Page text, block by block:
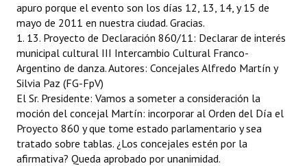
apuro porque el evento son los días 12, 13, 14, y 15 de
mayo de 2011 en nuestra ciudad. Gracias.
1. 13. Proyecto de Declaración 860/11: Declarar de interés
municipal cultural III Intercambio Cultural Franco-
Argentino de danza. Autores: Concejales Alfredo Martín y
Silvia Paz (FG-FpV)
El Sr. Presidente: Vamos a someter a consideración la
moción del concejal Martín: incorporar al Orden del Día el
Proyecto 860 y que tome estado parlamentario y sea
tratado sobre tablas. ¿Los concejales estén por la
afirmativa? Queda aprobado por unanimidad.